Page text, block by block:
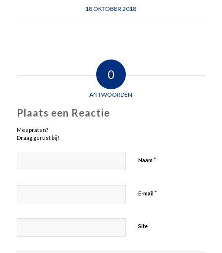
18 OKTOBER 2018
0
ANTWOORDEN
Plaats een Reactie
Meepraten?
Draag gerust bij!
Naam*
E-mail *
Site